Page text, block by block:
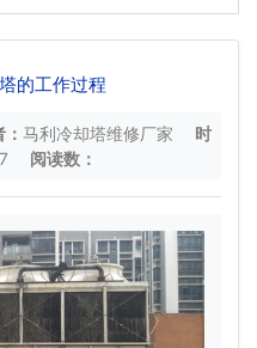
的工作过程
马利冷却塔维修厂家
时
阅读数：